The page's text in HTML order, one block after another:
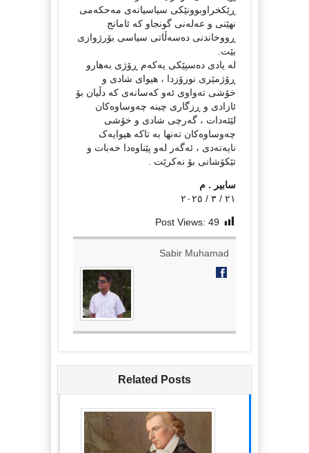
ڕێکخراوبوونێکی سیاسیانەی مەحکەمی
نهێنی و عەلەنی گونجاو کە ئامانج
ڕووخاندنی دەسەڵاتی سیاسی بۆرژوازی
بێت.
لە یادی دەسپێکی یەکەم ڕۆژی بەهارو
ڕۆژمێری نورۆزدا ، هیوای شادی و
خۆشی تەواوی ئەو کەسانەی کە دڵیان بۆ
ئازادی و ڕزگاری چینە چەوساوەکان
لێئەدات ، گەرچی شادی و خۆشی
چەوساوەکان تەنها بە تاکە هیوایەک
نایەتەدی ، ئەگەر لەو پێناوەدا خەبات و
تێکۆشانی بۆ نەکرێت .
سابیر . م
٢١ / ٣ / ٢٠٢٥
Post Views: 49
Sabir Muhamad
Related Posts